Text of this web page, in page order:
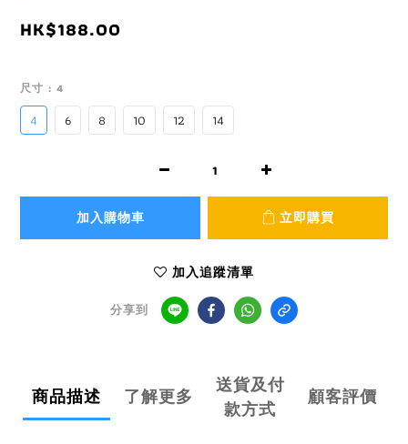
HK$188.00
尺寸 : 4
4 6 8 10 12 14
加入購物車 立即購買
加入追蹤清單
分享到
商品描述 了解更多
送貨及付
款方式
顧客評價